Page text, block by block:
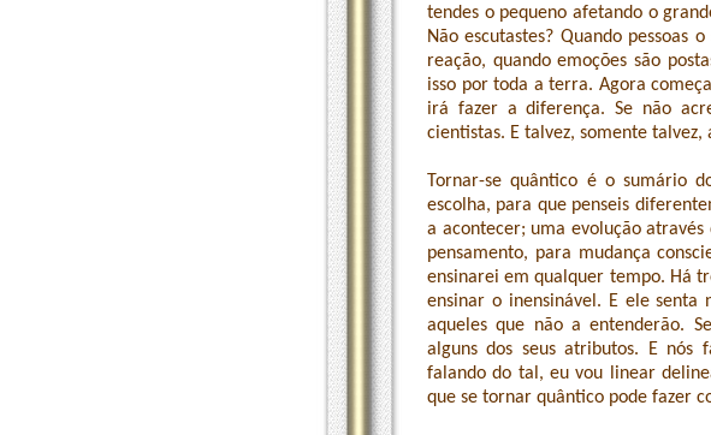
tendes o pequeno afetando o
Não escutastes? Quando pessoas
reação, quando emoções são
isso por toda a terra. Agora
irá fazer a diferença. Se não
cientistas. E talvez, somente
Tornar-se quântico é o sumário
escolha, para que penseis
a acontecer; uma evolução
pensamento, para mudança
ensinarei em qualquer tempo. Há
ensinar o inensinável. E ele
aqueles que não a entenderão.
alguns dos seus atributos. E nós
falando do tal, eu vou linear
que se tornar quântico pode fazer